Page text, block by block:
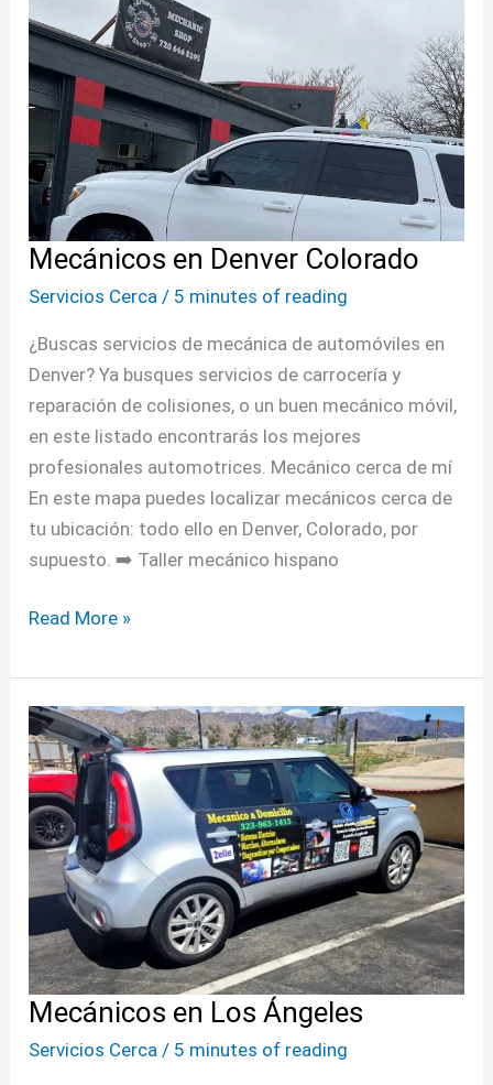
Mecánicos en Denver Colorado
Servicios Cerca / 5 minutes of reading
¿Buscas servicios de mecánica de automóviles en
Denver? Ya busques servicios de carrocería y
reparación de colisiones, o un buen mecánico móvil,
en este listado encontrarás los mejores
profesionales automotrices. Mecánico cerca de mí
En este mapa puedes localizar mecánicos cerca de
tu ubicación: todo ello en Denver, Colorado, por
supuesto. ➡️ Taller mecánico hispano
en
Denver
Colorado
Read More »
Mecánicos en Los Ángeles
Servicios Cerca / 5 minutes of reading
en
Los
Ángeles